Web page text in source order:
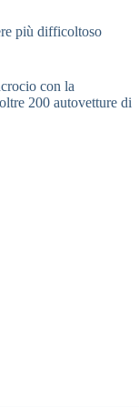
più difficoltoso
con la
200 autovetture di